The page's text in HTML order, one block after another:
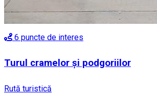
6 puncte de interes
Turul cramelor și podgoriilor
Rută turistică